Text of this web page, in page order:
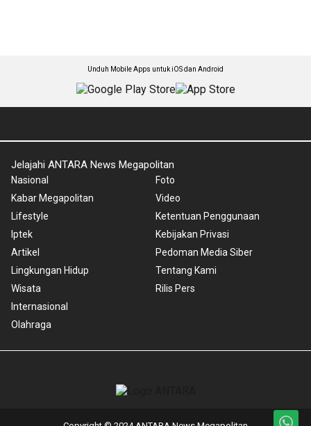
Unduh Mobile Apps untuk iOS dan Android
Jelajahi ANTARA News Megapolitan
Nasional
Kabar Megapolitan
Lifestyle
Iptek
Artikel
Lingkungan Hidup
Wisata
Internasional
Olahraga
Foto
Video
Ketentuan Penggunaan
Kebijakan Privasi
Pedoman Media Siber
Tentang Kami
Rilis Pers